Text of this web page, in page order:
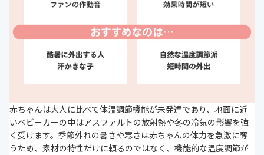
赤ちゃんは大人に比べて体温調節機能が未発達であり、地面に近
いベビーカーの中はアスファルトの放射熱や冬の冷気の影響を強
く受けます。季節外れの暑さや寒さは赤ちゃんの体力を急激に奪
うため、素材の特性だけに頼るのではなく、機能的な温度調節が